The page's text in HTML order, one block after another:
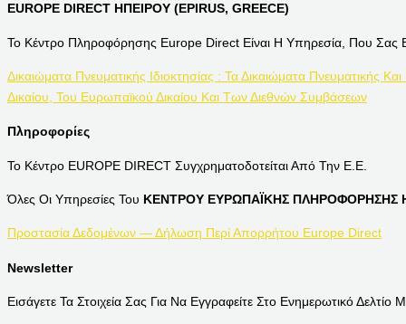
EUROPE DIRECT ΗΠΕΙΡΟΥ (EPIRUS, GREECE)
Το Κέντρο Πληροφόρησης Europe Direct Είναι Η Υπηρεσία, Που Σας
Δικαιώματα Πνευματικής Ιδιοκτησίας : Τα Δικαιώματα Πνευματικής
Δικαίου, Του Ευρωπαϊκού Δικαίου Και Των Διεθνών Συμβάσεων
Πληροφορίες
Το Κέντρο EUROPE DIRECT Συγχρηματοδοτείται Από Την Ε.Ε.
Όλες Οι Υπηρεσίες Του ΚΕΝΤΡΟΥ ΕΥΡΩΠΑΪΚΗΣ ΠΛΗΡΟΦΟΡΗΣΗΣ
Προστασία Δεδομένων — Δήλωση Περί Απορρήτου Europe Direct
Newsletter
Εισάγετε Τα Στοιχεία Σας Για Να Εγγραφείτε Στο Ενημερωτικό Δελτίο